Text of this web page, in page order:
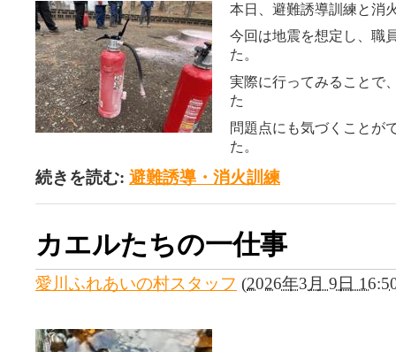
本日、避難誘導訓練と消
今回は地震を想定し、職
た。
実際に行ってみることで
た
問題点にも気づくことが
た。
続きを読む: 避難誘導・消火訓練
カエルたちの一仕事
愛川ふれあいの村スタッフ (2026年3月 9日